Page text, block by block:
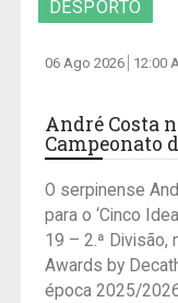
DESPORTO
06 Ago 2026 12:00
André Costa
Campeonato
O serpinense
para o ‘Cinco
19 – 2.ª Divisão,
Awards by
época 2025/